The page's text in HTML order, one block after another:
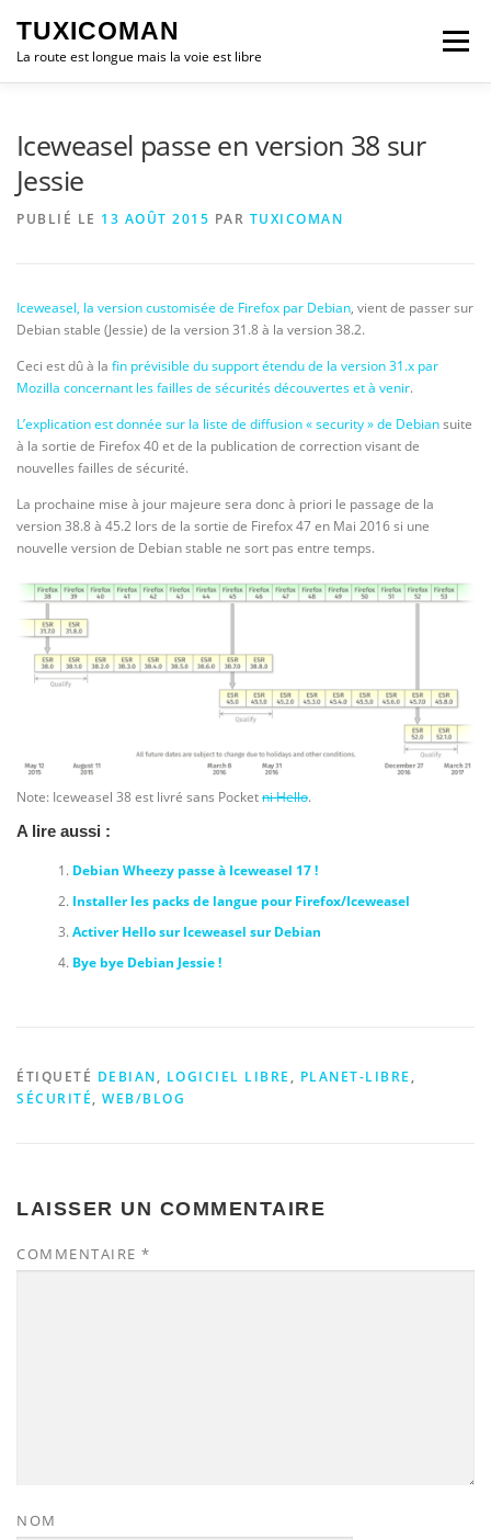
contenu
TUXICOMAN
La route est longue mais la voie est libre
Menu
Iceweasel passe en version 38 sur
Jessie
PUBLIÉ LE 13 AOÛT 2015 PAR TUXICOMAN
Iceweasel, la version customisée de Firefox par Debian, vient de passer sur
Debian stable (Jessie) de la version 31.8 à la version 38.2.
Ceci est dû à la fin prévisible du support étendu de la version 31.x par
Mozilla concernant les failles de sécurités découvertes et à venir.
L’explication est donnée sur la liste de diffusion « security » de Debiansuite
à la sortie de Firefox 40 et de la publication de correction visant de
nouvelles failles de sécurité.
La prochaine mise à jour majeure sera donc à priori le passage de la
version 38.8 à 45.2 lors de la sortie de Firefox 47 en Mai 2016 si une
nouvelle version de Debian stable ne sort pas entre temps.
Note: Iceweasel 38 est livré sans Pocketni Hello.
A lire aussi :
Debian Wheezy passe à Iceweasel 17 !
Installer les packs de langue pour Firefox/Iceweasel
Activer Hello sur Iceweasel sur Debian
Bye bye Debian Jessie !
ÉTIQUETÉ DEBIAN, LOGICIEL LIBRE, PLANET-LIBRE,
SÉCURITÉ, WEB/BLOG
LAISSER UN COMMENTAIRE
COMMENTAIRE *
NOM